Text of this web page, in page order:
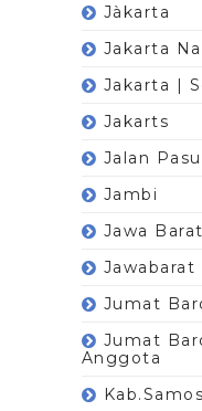
Jàkarta
Jakarta
Jakarta |
Jakarts
Jalan
Jambi
Jawa Barat
Jawabarat
Jumat
Jumat
Anggota